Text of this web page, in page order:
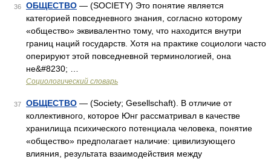
36 ОБЩЕСТВО — (SOCIETY) Это понятие является
категорией повседневного знания, согласно которому
«общество» эквивалентно тому, что находится внутри
границ наций государств. Хотя на практике социологи часто
оперируют этой повседневной терминологией, она
не&#8230; …
Социологический словарь
37 ОБЩЕСТВО — (Society; Gesellschaft). В отличие от
коллективного, которое Юнг рассматривал в качестве
хранилища психического потенциала человека, понятие
«общество» предполагает наличие: цивилизующего
влияния, результата взаимодействия между